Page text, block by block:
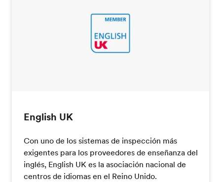
English UK
Con uno de los sistemas de inspección más
exigentes para los proveedores de enseñanza del
inglés, English UK es la asociación nacional de
centros de idiomas en el Reino Unido.